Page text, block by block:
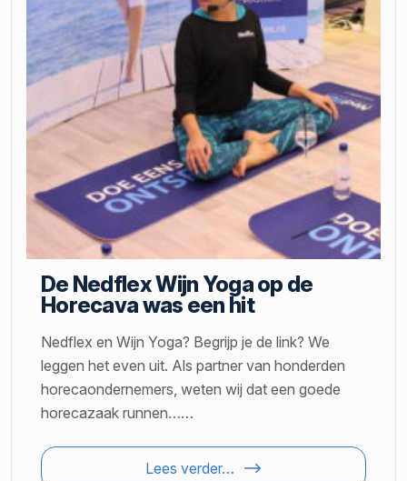
De Nedflex Wijn Yoga op de
Horecava was een hit
Nedflex en Wijn Yoga? Begrijp je de link? We
leggen het even uit. Als partner van honderden
horecaondernemers, weten wij dat een goede
horecazaak runnen……
Lees verder…